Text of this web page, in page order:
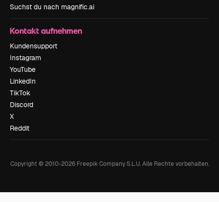
Suchst du nach magnific.ai
Kontakt aufnehmen
Kundensupport
Instagram
YouTube
LinkedIn
TikTok
Discord
X
Reddit
Copyright © 2010-2026Freepik Company S.L.U. Alle Rechte vorbehalten.